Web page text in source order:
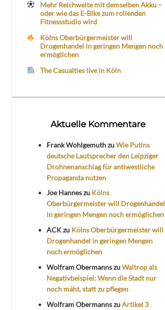
Mehr Reichweite mit demselben Akku –
oder wie das E-Bike zum rollenden
Fitnessstudio wird
Kölns Oberbürgermeister will
Drogenhandel in geringen Mengen noch
ermöglichen
The Casualties live in Köln
Aktuelle Kommentare
Frank WohlgemuthzuWie Putins
deutsche Lautsprecher den Leipziger
Drohnenanschlag für antiwestliche
Propaganda nutzen
Joe Hanneszu Kölns
Oberbürgermeister will Drogenhandel
in geringen Mengen noch ermöglichen
ACKzu Kölns Oberbürgermeister will
Drogenhandel in geringen Mengen
noch ermöglichen
Wolfram ObermannszuWaltrop als
Negativbeispiel: Wenn die Stadt nur
noch mäht, statt zu pflegen
Wolfram ObermannszuArtikel 3